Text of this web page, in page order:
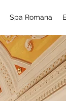
Spa Romana